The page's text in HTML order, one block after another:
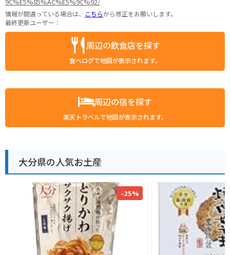
情報が間違っている場合は、 こちらから修正をお願いします。
最終更新ユーザー：
周辺の飲食店を探す
食べログで地図が表示されます。
周辺の宿を探す
楽天トラベルで地図が表示されます。
大分県の人気お土産
-25%